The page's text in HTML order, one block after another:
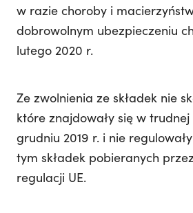
w razie choroby i
dobrowolnym ubezpieczeniu
lutego 2020 r.
Ze zwolnienia ze składek nie
które znajdowały się w
grudniu 2019 r. i nie
tym składek pobieranych
regulacji UE.